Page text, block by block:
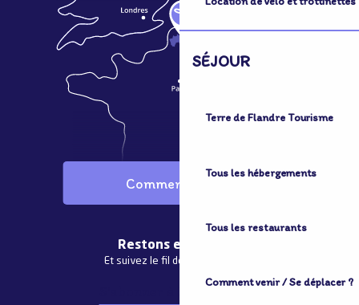
SÉJOUR
Terre de Flandre Tourisme
Tous les hébergements
Tous les restaurants
Comment venir / Se déplacer ?
Comment venir ?
Restons en contact
Et suivez le fil de notre actualité
S'abonner à la newsletter